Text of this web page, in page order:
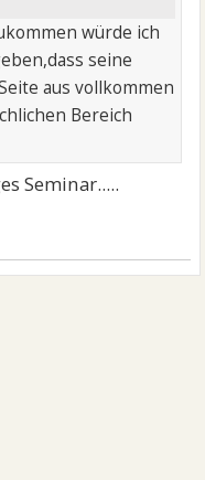
würde ich
seine
aus vollkommen
Bereich
Seminar.....